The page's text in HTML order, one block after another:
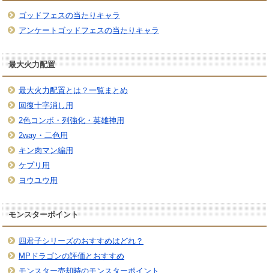
ゴッドフェスの当たりキャラ
アンケートゴッドフェスの当たりキャラ
最大火力配置
最大火力配置とは？一覧まとめ
回復十字消し用
2色コンボ・列強化・英雄神用
2way・二色用
キン肉マン編用
ケプリ用
ヨウユウ用
モンスターポイント
四君子シリーズのおすすめはどれ？
MPドラゴンの評価とおすすめ
モンスター売却時のモンスターポイント